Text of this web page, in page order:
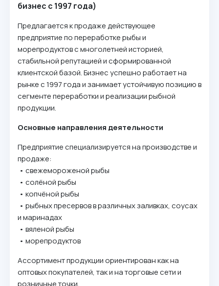
бизнес с 1997 года)
Предлагается к продаже действующее
предприятие по переработке рыбы и
морепродуктов с многолетней историей,
стабильной репутацией и сформированной
клиентской базой. Бизнес успешно работает на
рынке с 1997 года и занимает устойчивую позицию в
сегменте переработки и реализации рыбной
продукции.
Основные направления деятельности
Предприятие специализируется на производстве и
продаже:
• свежемороженой рыбы
• солёной рыбы
• копчёной рыбы
• рыбных пресервов в различных заливках, соусах
и маринадах
• вяленой рыбы
• морепродуктов
Ассортимент продукции ориентирован как на
оптовых покупателей, так и на торговые сети и
розничные точки.